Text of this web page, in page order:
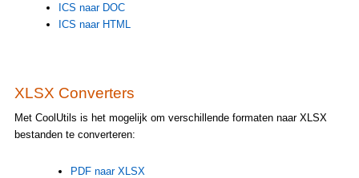
ICS naar DOC
ICS naar HTML
XLSX Converters
Met CoolUtils is het mogelijk om verschillende formaten naar XLSX
bestanden te converteren:
PDF naar XLSX